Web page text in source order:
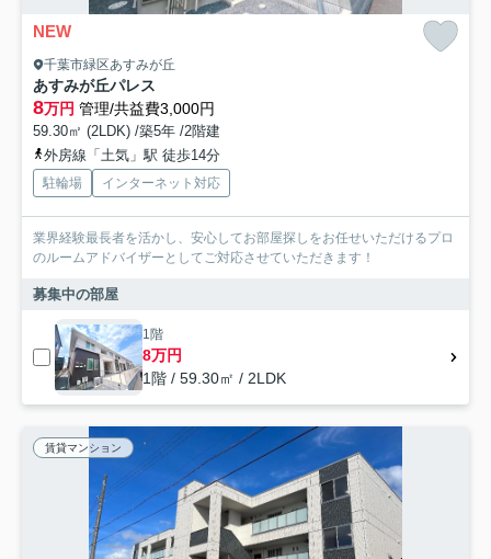
NEW
千葉市緑区あすみが丘
あすみが丘パレス
8万円 管理/共益費3,000円
59.30㎡ (2LDK) /築5年 /2階建
外房線「土気」駅 徒歩14分
駐輪場 インターネット対応
業界経験最長者を活かし、安心してお部屋探しをお任せいただけるプロ
のルームアドバイザーとしてご対応させていただきます！
募集中の部屋
1階
8万円
1階 / 59.30㎡ / 2LDK
賃貸マンション